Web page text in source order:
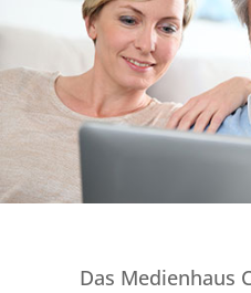
Das Medienhaus